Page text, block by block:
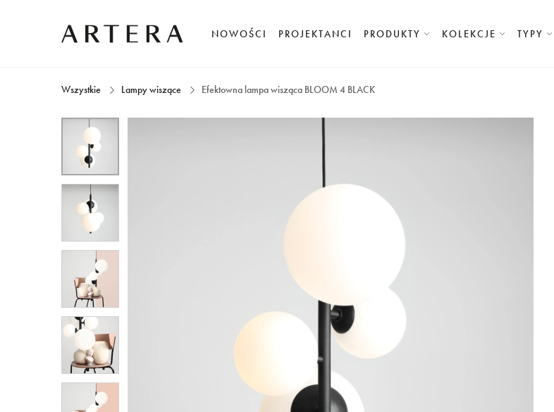
NOWOŚCI PROJEKTANCI PRODUKTY KOLEKCJE TYPY
Wszystkie Lampy wiszące Efektowna lampa wisząca BLOOM 4 BLACK